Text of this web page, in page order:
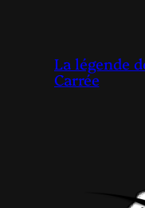
La légende
Carrée